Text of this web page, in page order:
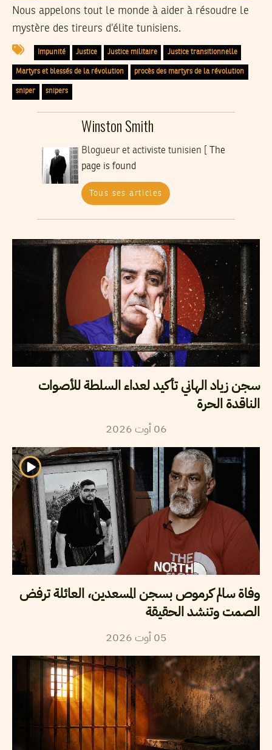
Nous appelons tout le monde à aider à résoudre le
mystère des tireurs d’élite tunisiens.
Impunité Justice Justice militaire Justice transitionnelle
Martyrs et blessés de la révolution procès des martyrs de la révolution
sniper snipers
Winston Smith
Blogueur et activiste tunisien [
The
page is found
Tous ses articles
سجن زياد الهاني تأكيد لعداء السلطة للأصوات
الناقدة الحرة
06 أوت2026
وفاة سالم كرموص بسجن المسعدين، العائلة ترفض
الصمت وتنشد الحقيقة
05 أوت2026